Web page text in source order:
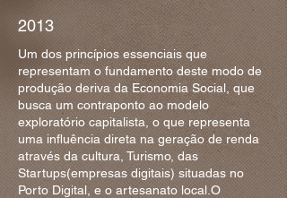
2013
Um dos princípios essenciais que
representam o fundamento deste modo de
produção deriva da Economia Social, que
busca um contraponto ao modelo
exploratório capitalista, o que representa
uma influência direta na geração de renda
através da cultura, Turismo, das
Startups(empresas digitais) situadas no
Porto Digital, e o artesanato local.O